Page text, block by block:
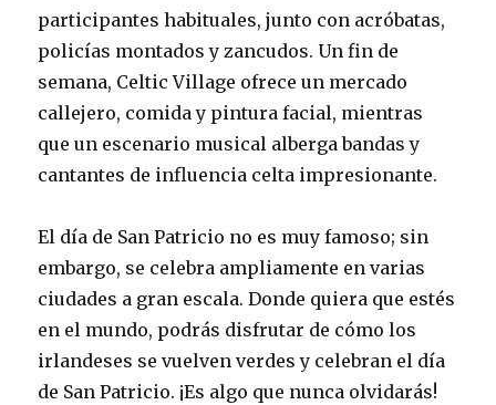
participantes habituales, junto con acróbatas,
policías montados y zancudos. Un fin de
semana, Celtic Village ofrece un mercado
callejero, comida y pintura facial, mientras
que un escenario musical alberga bandas y
cantantes de influencia celta impresionante.
El día de San Patricio no es muy famoso; sin
embargo, se celebra ampliamente en varias
ciudades a gran escala. Donde quiera que estés
en el mundo, podrás disfrutar de cómo los
irlandeses se vuelven verdes y celebran el día
de San Patricio. ¡Es algo que nunca olvidarás!